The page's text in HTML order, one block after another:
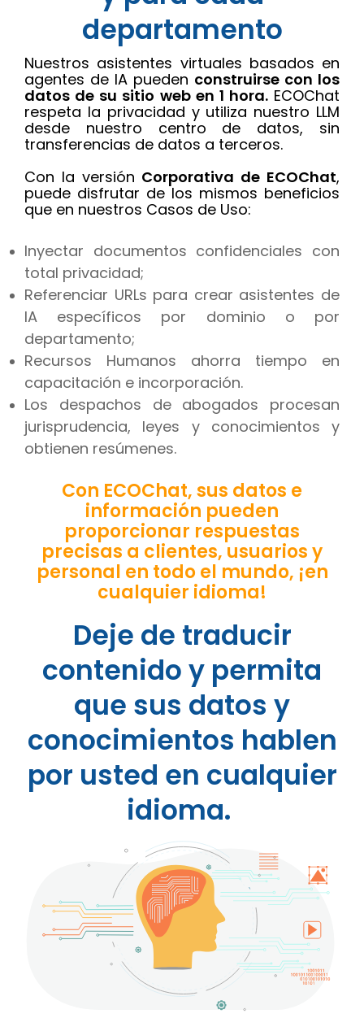
departamento
Nuestros asistentes virtuales basados en
agentes de IA pueden construirse con los
datos de su sitio web en 1 hora.ECOChat
respeta la privacidad y utiliza nuestro LLM
desde nuestro centro de datos, sin
transferencias de datos a terceros.
Con la versión Corporativa de ECOChat,
puede disfrutar de los mismos beneficios
que en nuestros Casos de Uso:
Inyectar documentos confidenciales con
total privacidad;
Referenciar URLs para crear asistentes de
IA específicos por dominio o por
departamento;
Recursos Humanos ahorra tiempo en
capacitación e incorporación.
Los despachos de abogados procesan
jurisprudencia, leyes y conocimientos y
obtienen resúmenes.
Con ECOChat, sus datos e
información pueden
proporcionar respuestas
precisas a clientes, usuarios y
personal en todo el mundo, ¡en
cualquier idioma!
Deje de traducir
contenido y permita
que sus datos y
conocimientos hablen
por usted en cualquier
idioma.
This is Pangeanic virtual assistant
How can I help you?